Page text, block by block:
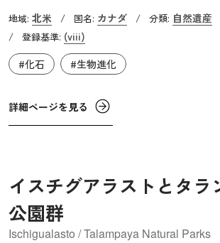
できます。オルドビス紀とシルル紀の境
界」（オルドビスの“O”とシルルの“S”が
地球上に生息していた海洋生物の種の85
（通称「ビッグファイブ」）のうち、最
す。原因として氷床の急速な発達や火山
地域: 北米 / 国名: カナダ / 分類: 自然遺産
/ 登録基準: (viii)
#化石
#生物進化
詳細ページを見る
イスチグアラストとタラ
公園群
Ischigualasto / Talampaya Natural Parks